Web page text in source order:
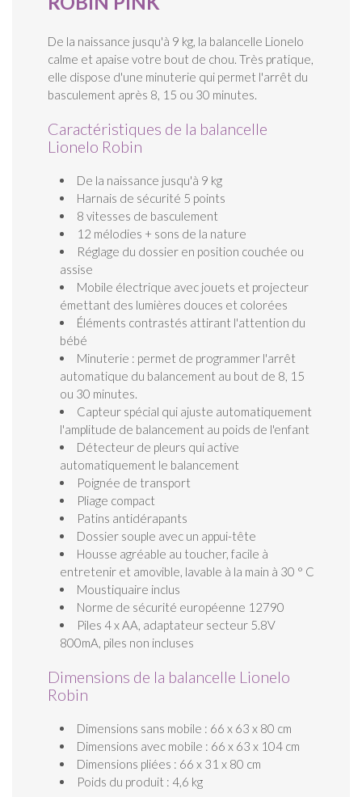
De la naissance jusqu'à 9 kg, la balancelle Lionelo
calme et apaise votre bout de chou. Très pratique,
elle dispose d'une minuterie qui permet l'arrêt du
basculement après 8, 15 ou 30 minutes.
Caractéristiques de la balancelle
Lionelo Robin
De la naissance jusqu'à 9 kg
Harnais de sécurité 5 points
8 vitesses de basculement
12 mélodies + sons de la nature
Réglage du dossier en position couchée ou
assise
Mobile électrique avec jouets et projecteur
émettant des lumières douces et colorées
Éléments contrastés attirant l'attention du
bébé
Minuterie : permet de programmer l'arrêt
automatique du balancement au bout de 8, 15
ou 30 minutes.
Capteur spécial qui ajuste automatiquement
l'amplitude de balancement au poids de l'enfant
Détecteur de pleurs qui active
automatiquement le balancement
Poignée de transport
Pliage compact
Patins antidérapants
Dossier souple avec un appui-tête
Housse agréable au toucher, facile à
entretenir et amovible, lavable à la main à 30 ° C
Moustiquaire inclus
Norme de sécurité européenne 12790
Piles 4 x AA, adaptateur secteur 5.8V
800mA, piles non incluses
Dimensions de la balancelle Lionelo
Robin
Dimensions sans mobile : 66 x 63 x 80 cm
Dimensions avec mobile : 66 x 63 x 104 cm
Dimensions pliées : 66 x 31 x 80 cm
Poids du produit : 4,6 kg